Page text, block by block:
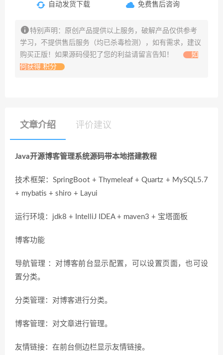
自动发货下载 免费售后咨询
特别声明：原创产品提供以上服务，破解产品仅供参考
学习，不提供售后服务（均已杀毒检测），如有需求，建议
购买正版！如果源码侵犯了您的利益请留言告知！
如
何获得 积分
文章介绍 评价建议
Java开源博客管理系统源码带本地搭建教程
技术框架：SpringBoot + Thymeleaf + Quartz + MySQL5.7
+ mybatis + shiro + Layui
运行环境：jdk8 + IntelliJ IDEA + maven3 + 宝塔面板
博客功能
导航管理 ：对博客前台显示配置，可以设置页面，也可设
置分类。
分类管理：对博客进行分类。
博客管理：对文章进行管理。
友情链接：在前台侧边栏显示友情链接。